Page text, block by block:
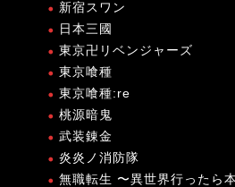
新宿スワン
日本三國
東京卍リベンジャーズ
東京喰種
東京喰種:re
桃源暗鬼
武装錬金
炎炎ノ消防隊
無職転生 〜異世界行ったら